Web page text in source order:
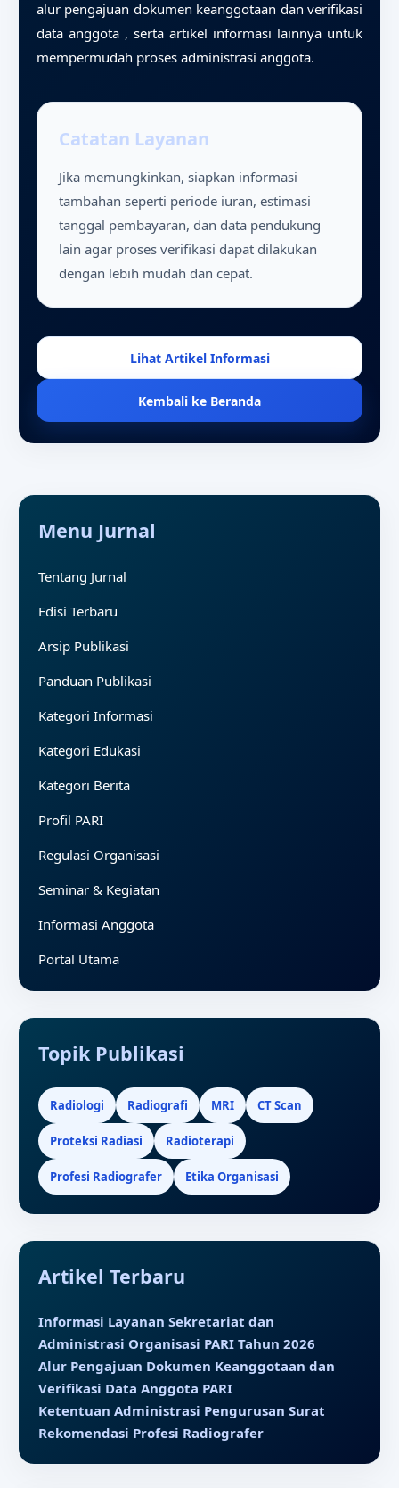
alur pengajuan dokumen keanggotaan dan verifikasi
data anggota , serta artikel informasi lainnya untuk
mempermudah proses administrasi anggota.
Catatan Layanan
Jika memungkinkan, siapkan informasi
tambahan seperti periode iuran, estimasi
tanggal pembayaran, dan data pendukung
lain agar proses verifikasi dapat dilakukan
dengan lebih mudah dan cepat.
Lihat Artikel Informasi
Kembali ke Beranda
Menu Jurnal
Tentang Jurnal
Edisi Terbaru
Arsip Publikasi
Panduan Publikasi
Kategori Informasi
Kategori Edukasi
Kategori Berita
Profil PARI
Regulasi Organisasi
Seminar & Kegiatan
Informasi Anggota
Portal Utama
Topik Publikasi
Radiologi Radiografi MRI CT Scan
Proteksi Radiasi Radioterapi
Profesi Radiografer Etika Organisasi
Artikel Terbaru
Informasi Layanan Sekretariat dan
Administrasi Organisasi PARI Tahun 2026
Alur Pengajuan Dokumen Keanggotaan dan
Verifikasi Data Anggota PARI
Ketentuan Administrasi Pengurusan Surat
Rekomendasi Profesi Radiografer